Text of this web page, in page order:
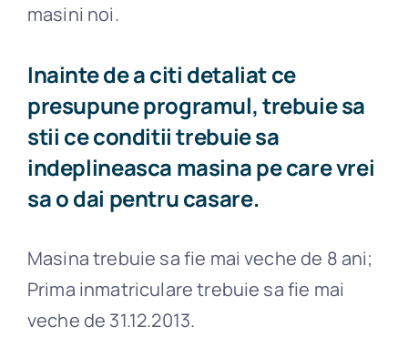
masini noi.
Inainte de a citi detaliat ce
presupune programul, trebuie sa
stii ce conditii trebuie sa
indeplineasca masina pe care vrei
sa o dai pentru casare.
Masina trebuie sa fie mai veche de 8 ani;
Prima inmatriculare trebuie sa fie mai
veche de 31.12.2013.